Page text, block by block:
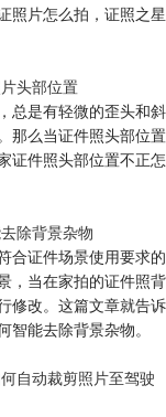
照片怎么拍，证照之星
头部位置
总是有轻微的歪头和斜
那么当证件照头部位置
证件照头部位置不正怎
除背景杂物
合证件场景使用要求的
，当在家拍的证件照背
修改。这篇文章就告诉
智能去除背景杂物。
自动裁剪照片至驾驶